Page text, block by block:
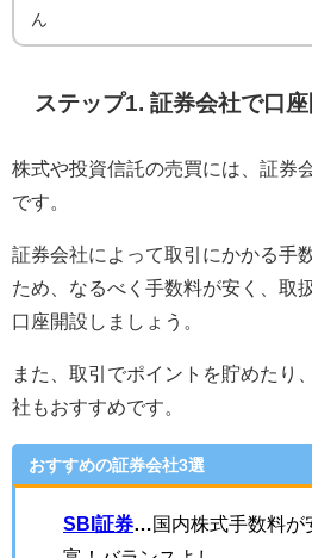
ん
ステップ1. 証券会社で口
株式や投資信託の売買には、証券
です。
証券会社によって取引にかかる手
ため、なるべく手数料が安く、取
口座開設しましょう。
また、取引でポイントを貯めたり
社もおすすめです。
おすすめの証券会社3選
SBI証券
国内株式手数料が